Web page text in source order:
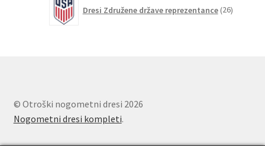
Dresi Združene države reprezentance 26izdelkov
© Otroški nogometni dresi 2026
Nogometni dresi kompleti.